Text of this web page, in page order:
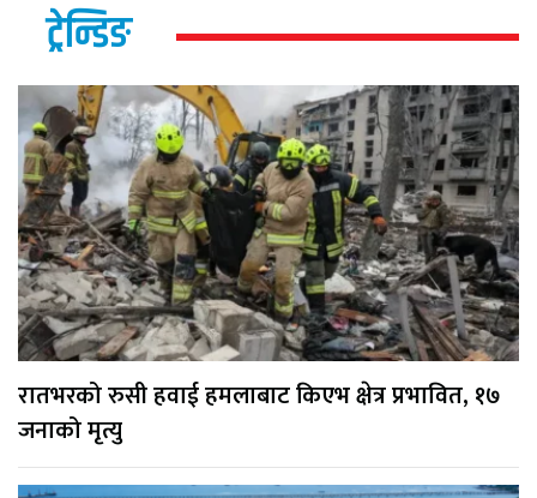
ट्रेन्डिङ
रातभरको रुसी हवाई हमलाबाट किएभ क्षेत्र प्रभावित, १७
जनाको मृत्यु